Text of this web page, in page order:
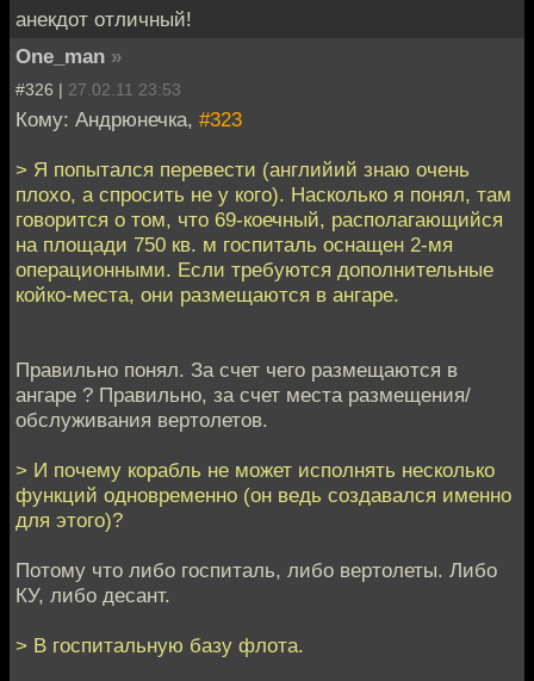
анекдот отличный!
One_man »
#326 | 27.02.11 23:53
Кому: Андрюнечка, #323
> Я попытался перевести (английий знаю очень
плохо, а спросить не у кого). Насколько я понял, там
говорится о том, что 69-коечный, располагающийся
на площади 750 кв. м госпиталь оснащен 2-мя
операционными. Если требуются дополнительные
койко-места, они размещаются в ангаре.
Правильно понял. За счет чего размещаются в
ангаре ? Правильно, за счет места размещения/
обслуживания вертолетов.
> И почему корабль не может исполнять несколько
функций одновременно (он ведь создавался именно
для этого)?
Потому что либо госпиталь, либо вертолеты. Либо
КУ, либо десант.
> В госпитальную базу флота.